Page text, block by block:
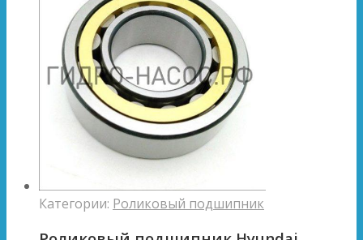
Категории: Роликовый подшипник